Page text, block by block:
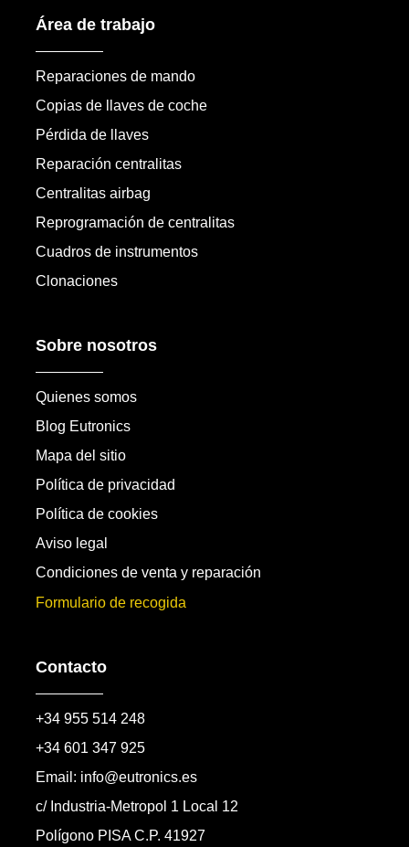
Área de trabajo
Reparaciones de mando
Copias de llaves de coche
Pérdida de llaves
Reparación centralitas
Centralitas airbag
Reprogramación de centralitas
Cuadros de instrumentos
Clonaciones
Sobre nosotros
Quienes somos
Blog Eutronics
Mapa del sitio
Política de privacidad
Política de cookies
Aviso legal
Condiciones de venta y reparación
Formulario de recogida
Contacto
+34 955 514 248
+34 601 347 925
Email: info@eutronics.es
c/ Industria-Metropol 1 Local 12
Polígono PISA C.P. 41927